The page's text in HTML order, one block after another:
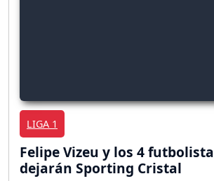
LIGA 1
Felipe Vizeu y los 4
dejarán Sporting Cristal